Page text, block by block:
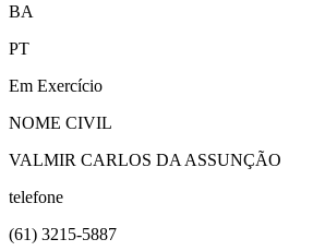
BA
PT
Em Exercício
NOME CIVIL
VALMIR CARLOS DA ASSUNÇÃO
telefone
(61) 3215-5887